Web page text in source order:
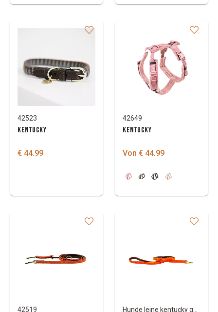
42523
KENTUCKY
€ 44.99
42649
KENTUCKY
Von € 44.99
42519